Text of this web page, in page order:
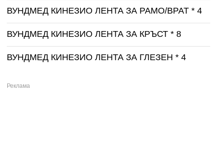
ВУНДМЕД КИНЕЗИО ЛЕНТА ЗА РАМО/ВРАТ * 4
ВУНДМЕД КИНЕЗИО ЛЕНТА ЗА КРЪСТ * 8
ВУНДМЕД КИНЕЗИО ЛЕНТА ЗА ГЛЕЗЕН * 4